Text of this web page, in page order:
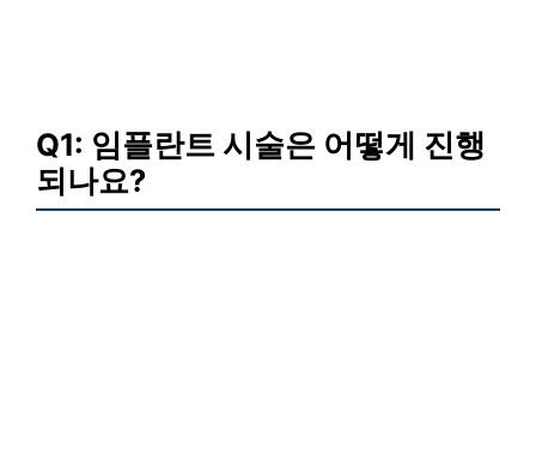
Q1: 임플란트 시술은 어떻게 진행
되나요?